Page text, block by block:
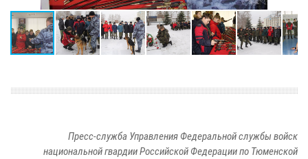
Пресс-служба Управления Федеральной службы войск
национальной гвардии Российской Федерации по Тюменской